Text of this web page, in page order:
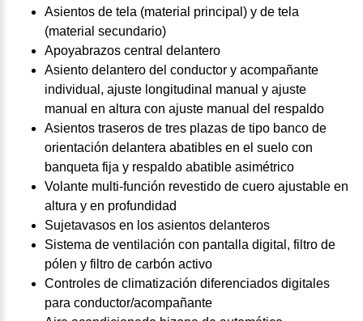
Asientos de tela (material principal) y de tela
(material secundario)
Apoyabrazos central delantero
Asiento delantero del conductor y acompañante
individual, ajuste longitudinal manual y ajuste
manual en altura con ajuste manual del respaldo
Asientos traseros de tres plazas de tipo banco de
orientación delantera abatibles en el suelo con
banqueta fija y respaldo abatible asimétrico
Volante multi-función revestido de cuero ajustable en
altura y en profundidad
Sujetavasos en los asientos delanteros
Sistema de ventilación con pantalla digital, filtro de
pólen y filtro de carbón activo
Controles de climatización diferenciados digitales
para conductor/acompañante